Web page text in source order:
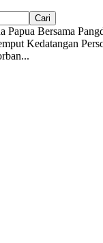
Papua Bersama
Kedatangan